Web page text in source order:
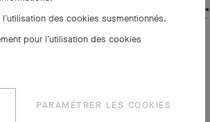
Le saphir
des cookies susmentionnés.
pour l’utilisation des cookies
PARAMÉTRER LES COOKIES